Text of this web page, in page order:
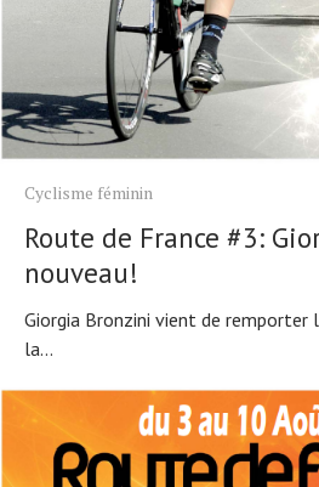
Cyclisme féminin
Route de France #3:
nouveau!
Giorgia Bronzini vient de remporter
la...